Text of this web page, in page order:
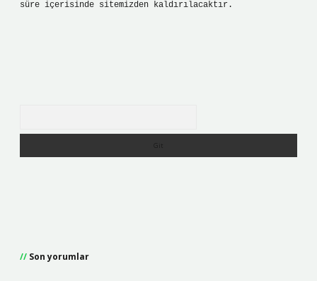
süre içerisinde sitemizden kaldırılacaktır.
Son yorumlar